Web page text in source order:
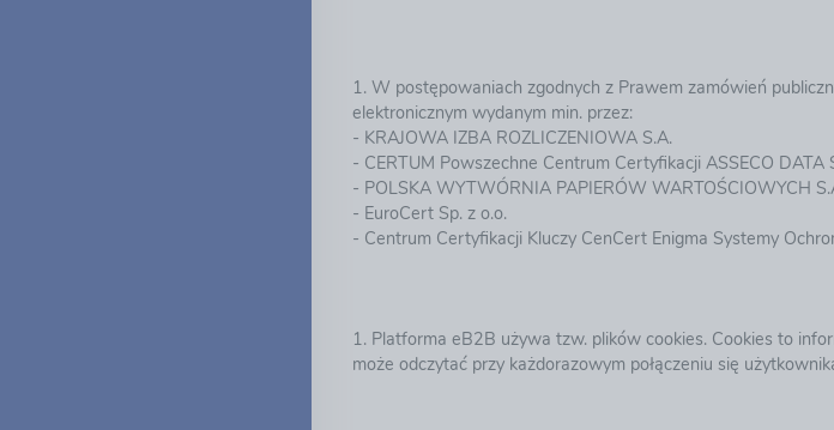
1. W postępowaniach zgodnych z Prawem zamówień
elektronicznym wydanym min. przez:
- KRAJOWA IZBA ROZLICZENIOWA S.A.
- CERTUM Powszechne Centrum Certyfikacji ASSECO DATA
- POLSKA WYTWÓRNIA PAPIERÓW WARTOŚCIOWYCH
- EuroCert Sp. z o.o.
- Centrum Certyfikacji Kluczy CenCert Enigma Systemy
1. Platforma eB2B używa tzw. plików cookies. Cookies to
może odczytać przy każdorazowym połączeniu się